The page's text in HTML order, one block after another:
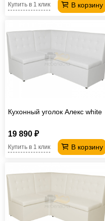
В корзину
Купить в 1 клик
Кухонный уголок Алекс white
19 890 ₽
В корзину
Купить в 1 клик